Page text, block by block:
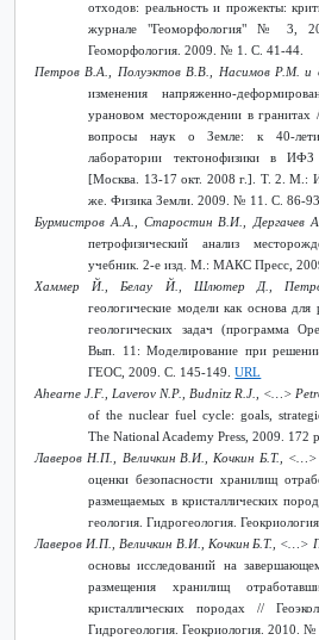
отходов: реальность и прожекты:
журнале "Геоморфология" №
Геоморфология. 2009. № 1. С. 41-44.
Петров В.А., Полуэктов В.В., Насимов Р.М.
изменения напряженно-
урановом месторождении в гранитах
вопросы наук о Земле: к 40-
лаборатории тектонофизики в
[Москва. 13-17 окт. 2008 г.]. Т. 2.
же. Физика Земли. 2009. № 11. С. 86-93.
Бурмистров А.А., Старостин В.И., Дергачев
петрофизический анализ
учебник. 2-е изд. М.: МАКС Пресс,
Хаммер Й., Белау Й., Шлютер Д.,
геологические модели как основа
геологических задач (программа
Вып. 11: Моделирование при
ГЕОС, 2009. С. 145-149.URL
Ahearne J.F., Laverov N.P., Budnitz R.J., <…>
of the nuclear fuel cycle: goals,
The National Academy Press, 2009. 172р
Лаверов Н.П., Величкин В.И., Кочкин Б.Т.,
оценки безопасности хранилищ
размещаемых в кристаллических
геология. Гидрогеология.
Лаверов И.П., Величкин В.И., Кочкин Б.Т., <…>
основы исследований на
размещения хранилищ
кристаллических породах //
Гидрогеология. Геокриология. 2010. №